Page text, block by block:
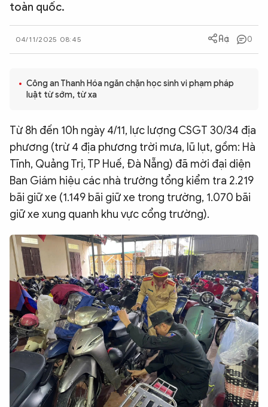
CÔNG NGHỆ
QUỐC TẾ
VĂN HÓA - THỂ THAO
BẠN ĐỌC & CAND
ĐA PHƯƠNG TIỆN
Video Ảnh
Infographic
Chuyên trangAn ninh thế giớiVăn nghệ Công an
Chuyên đề
toàn quốc.
04/11/2025 08:45 0
Công an Thanh Hóa ngăn chặn học sinh vi phạm pháp
luật từ sớm, từ xa
Từ 8h đến 10h ngày 4/11, lực lượng CSGT 30/34 địa
phương (trừ 4 địa phương trời mưa, lũ lụt, gồm: Hà
Tĩnh, Quảng Trị, TP Huế, Đà Nẵng) đã mời đại diện
Ban Giám hiệu các nhà trường tổng kiểm tra 2.219
bãi giữ xe (1.149 bãi giữ xe trong trường, 1.070 bãi
giữ xe xung quanh khu vực cổng trường).